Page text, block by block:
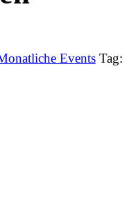
Events Tag: